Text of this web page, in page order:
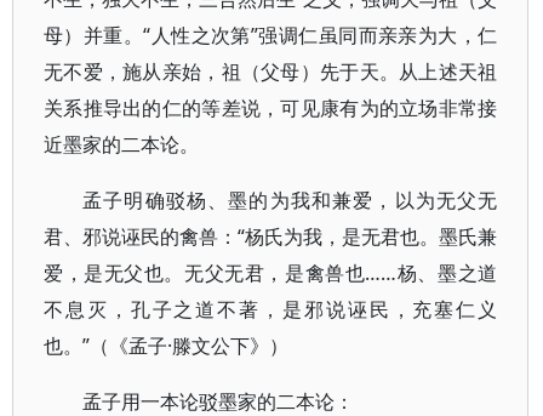
母）并重。“人性之次第”强调仁虽同而亲亲为大，仁
无不爱，施从亲始，祖（父母）先于天。从上述天祖
关系推导出的仁的等差说，可见康有为的立场非常接
近墨家的二本论。
孟子明确驳杨、墨的为我和兼爱，以为无父无
君、邪说诬民的禽兽：“杨氏为我，是无君也。墨氏兼
爱，是无父也。无父无君，是禽兽也……杨、墨之道
不息灭，孔子之道不著，是邪说诬民，充塞仁义
也。”（《孟子·滕文公下》）
孟子用一本论驳墨家的二本论：